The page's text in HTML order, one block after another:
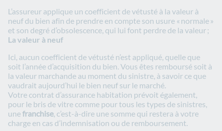
L’assureur applique un coefficient de vétusté à la valeur à
neuf du bien afin de prendre en compte son usure « normale »
et son degré d’obsolescence, qui lui font perdre de la valeur ;
La valeur à neuf
Ici, aucun coefficient de vétusté n’est appliqué, quelle que
soit l’année d’acquisition du bien. Vous êtes remboursé soit à
la valeur marchande au moment du sinistre, à savoir ce que
vaudrait aujourd’hui le bien neuf sur le marché.
Votre contrat d’assurance habitation prévoit également,
pour le bris de vitre comme pour tous les types de sinistres,
unefranchise, c’est-à-dire une somme qui restera à votre
charge en cas d’indemnisation ou de remboursement.